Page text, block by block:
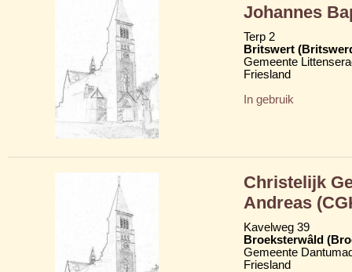
Johannes
Terp 2
Britswert
Gemeente
Friesland
In gebruik
Christelijk
Andreas
Kavelweg 39
Broeksterwâld
Gemeente
Friesland